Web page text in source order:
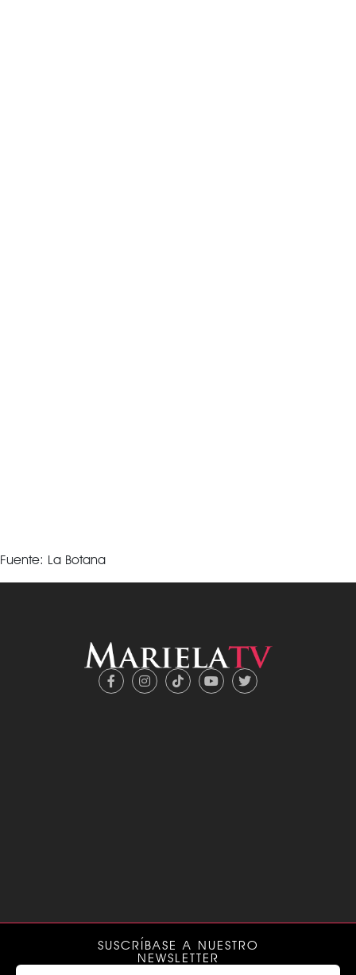
Fuente: La Botana
SUSCRÍBASE A NUESTRO
NEWSLETTER